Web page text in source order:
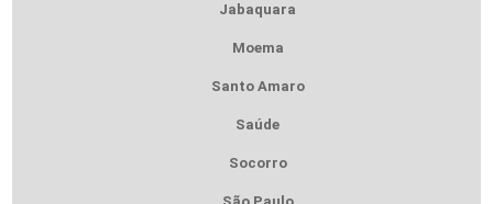
Jabaquara
Moema
Santo Amaro
Saúde
Socorro